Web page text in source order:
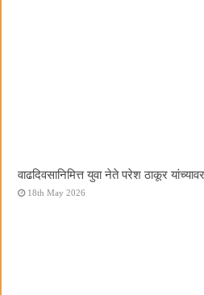
वाढदिवसानिमित्त युवा नेते परेश ठाकूर
18th May 2026